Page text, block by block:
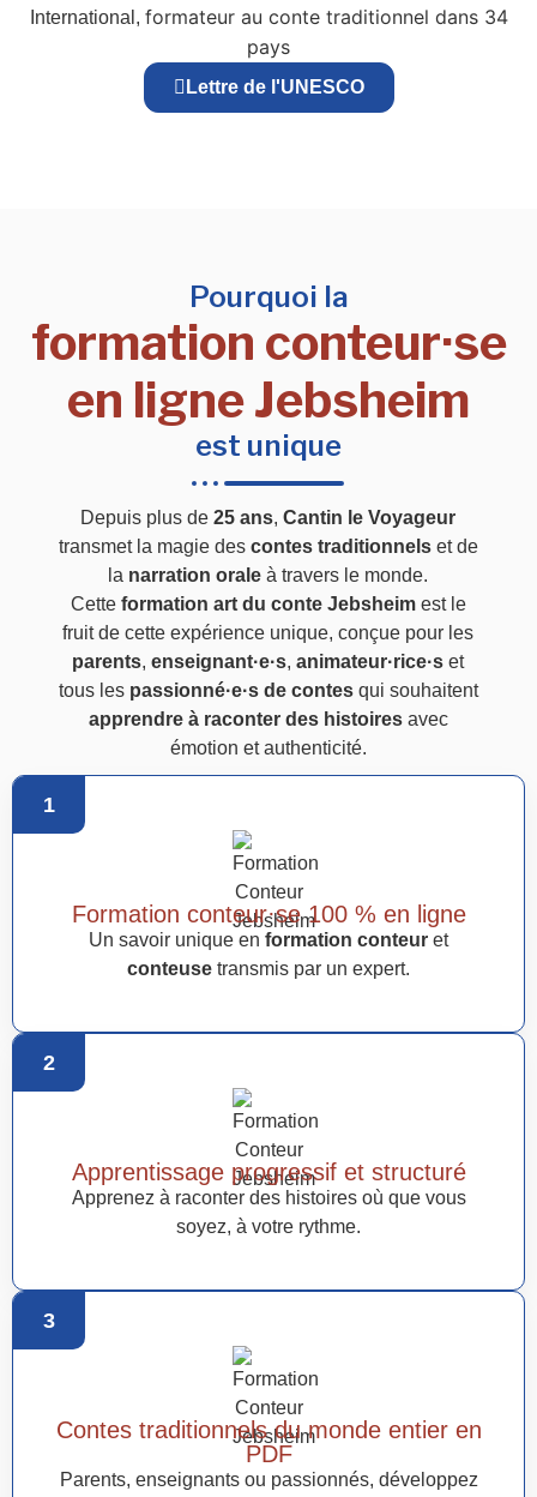
International, formateur au conte traditionnel dans 34
pays
Lettre de l'UNESCO
Pourquoi la
formation conteur·se
en ligne Jebsheim
est unique
Depuis plus de25 ans,Cantin le Voyageur
transmet la magie des contes traditionnelset de
la narration orale à travers le monde.
Cette formation art du conte Jebsheimest le
fruit de cette expérience unique, conçue pour les
parents,enseignant·e·s,animateur·rice·s et
tous les passionné·e·s de contesqui souhaitent
apprendre à raconter des histoiresavec
émotion et authenticité.
1
Formation conteur·se 100 % en ligne
Un savoir unique en formation conteur et
conteuse transmis par un expert.
2
Apprentissage progressif et structuré
Apprenez à raconter des histoires où que vous
soyez, à votre rythme.
3
Contes traditionnels du monde entier en
PDF
Parents, enseignants ou passionnés, développez